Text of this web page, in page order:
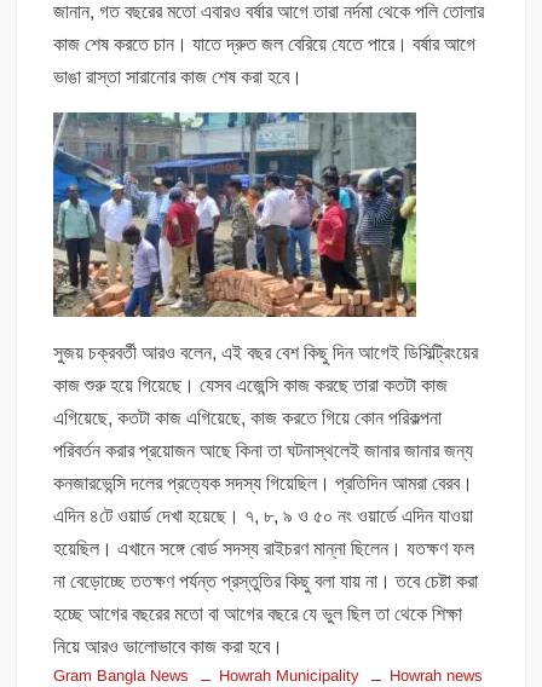
জানান, গত বছরের মতো এবারও বর্ষার আগে তারা নর্দমা থেকে পলি তোলার
কাজ শেষ করতে চান। যাতে দ্রুত জল বেরিয়ে যেতে পারে। বর্ষার আগে
ভাঙা রাস্তা সারানোর কাজ শেষ করা হবে।
সুজয় চক্রবর্তী আরও বলেন, এই বছর বেশ কিছু দিন আগেই ডিসিল্ট্রিংয়ের
কাজ শুরু হয়ে গিয়েছে। যেসব এজেন্সি কাজ করছে তারা কতটা কাজ
এগিয়েছে, কতটা কাজ এগিয়েছে, কাজ করতে গিয়ে কোন পরিকল্পনা
পরিবর্তন করার প্রয়োজন আছে কিনা তা ঘটনাস্থলেই জানার জানার জন্য
কনজারভেন্সি দলের প্রত্যেক সদস্য গিয়েছিল। প্রতিদিন আমরা বেরব।
এদিন ৪টে ওয়ার্ড দেখা হয়েছে। ৭, ৮, ৯ ও ৫০ নং ওয়ার্ডে এদিন যাওয়া
হয়েছিল। এখানে সঙ্গে বোর্ড সদস্য রাইচরণ মান্না ছিলেন। যতক্ষণ ফল
না বেড়োচ্ছে ততক্ষণ পর্যন্ত প্রস্তুতির কিছু বলা যায় না। তবে চেষ্টা করা
হচ্ছে আগের বছরের মতো বা আগের বছরে যে ভুল ছিল তা থেকে শিক্ষা
নিয়ে আরও ভালোভাবে কাজ করা হবে।
Gram Bangla News Howrah Municipality Howrah news